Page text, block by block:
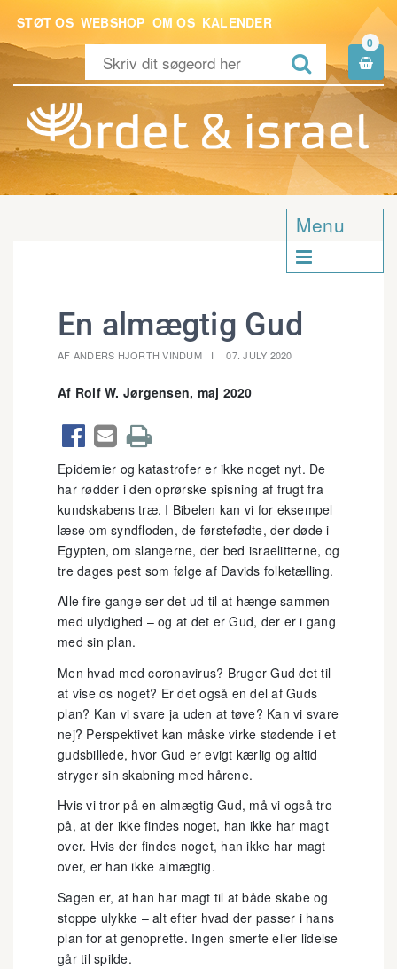
STØT OS WEBSHOP OM OS KALENDER

0

Menu

En almægtig Gud
AF ANDERS HJORTH VINDUM 07. JULY 2020
Af Rolf W. Jørgensen, maj 2020
  
Epidemier og katastrofer er ikke noget nyt. De
har rødder i den oprørske spisning af frugt fra
kundskabens træ. I Bibelen kan vi for eksempel
læse om syndfloden, de førstefødte, der døde i
Egypten, om slangerne, der bed israelitterne, og
tre dages pest som følge af Davids folketælling.
Alle fire gange ser det ud til at hænge sammen
med ulydighed – og at det er Gud, der er i gang
med sin plan.
Men hvad med coronavirus? Bruger Gud det til
at vise os noget? Er det også en del af Guds
plan? Kan vi svare ja uden at tøve? Kan vi svare
nej? Perspektivet kan måske virke stødende i et
gudsbillede, hvor Gud er evigt kærlig og altid
stryger sin skabning med hårene.
Hvis vi tror på en almægtig Gud, må vi også tro
på, at der ikke findes noget, han ikke har magt
over. Hvis der findes noget, han ikke har magt
over, er han ikke almægtig.
Sagen er, at han har magt til at både skabe og
stoppe ulykke – alt efter hvad der passer i hans
plan for at genoprette. Ingen smerte eller lidelse
går til spilde.